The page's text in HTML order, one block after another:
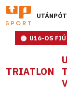
U16-OS
TRIATLON